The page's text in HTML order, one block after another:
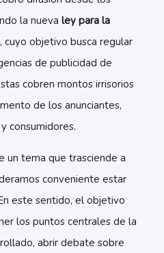
la nueva ley para la
, cuyo objetivo busca regular
de publicidad de
cobren montos irrisorios
de los anunciantes,
consumidores.
un tema que trasciende a
conveniente estar
este sentido, el objetivo
los puntos centrales de la
abrir debate sobre